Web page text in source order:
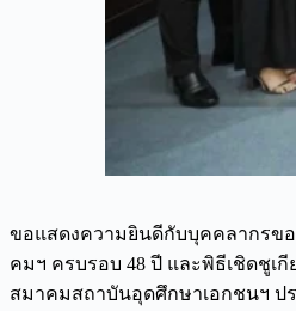
ขอแสดงความยินดีกับบุคคลากรขอ
คมฯ ครบรอบ 48 ปี และพิธีเชิดชูเ
สมาคมสถาบันอุดศึกษาเอกชนฯ ปร